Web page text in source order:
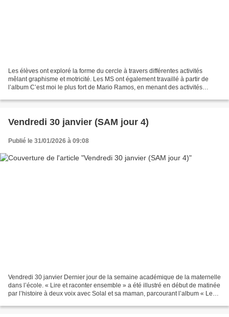
Les élèves ont exploré la forme du cercle à travers différentes activités
mêlant graphisme et motricité. Les MS ont également travaillé à partir de
l’album C’est moi le plus fort de Mario Ramos, en menant des activités
Vendredi 30 janvier (SAM jour 4)
Publié le 31/01/2026 à 09:08
Vendredi 30 janvier Dernier jour de la semaine académique de la maternelle
dans l’école. « Lire et raconter ensemble » a été illustré en début de matinée
par l’histoire à deux voix avec Solal et sa maman, parcourant l’album « Les